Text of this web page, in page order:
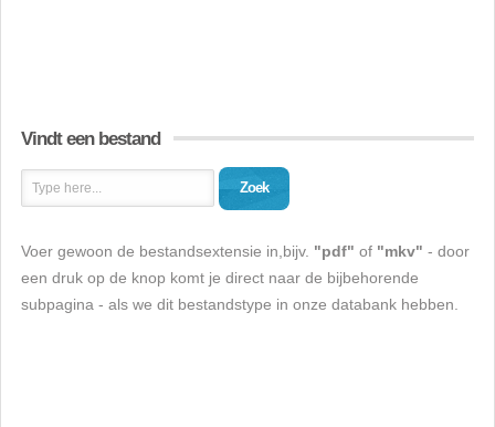
Vindt een bestand
Zoek
Voer gewoon de bestandsextensie in,bijv. "pdf" of "mkv" - door
een druk op de knop komt je direct naar de bijbehorende
subpagina - als we dit bestandstype in onze databank hebben.